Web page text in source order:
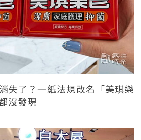
失了？一紙法規改名「美琪樂
沒發現